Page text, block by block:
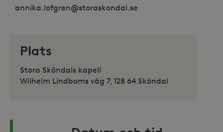
annika.lofgren@storaskondal.se
Plats
Stora Sköndals kapell
Wilhelm Lindboms väg 7, 128 64 Sköndal